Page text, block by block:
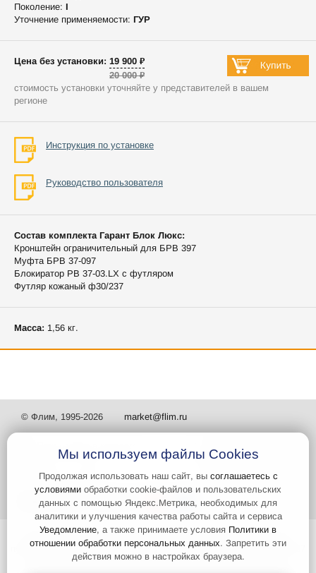
Поколение: I
Уточнение применяемости: ГУР
Цена без установки: 19 900 ₽
20 000 ₽
стоимость установки уточняйте у представителей в вашем
регионе
Инструкция по установке
Руководство пользователя
Состав комплекта Гарант Блок Люкс:
Кронштейн ограничительный для БРВ 397
Муфта БРВ 37-097
Блокиратор РВ 37-03.LX с футляром
Футляр кожаный ф30/237
Масса: 1,56 кг.
© Флим, 1995-2026 market@flim.ru
Задать вопрос Контакты
Интернет-сайт носит информационный характер и не является
публичной офертой, которая определяется положениями статьи 437
Гражданского кодекса РФ. Информация о характеристиках и
Мы используем файлы Cookies
Продолжая использовать наш сайт, вы соглашаетесь с
условиями обработки cookie-файлов и пользовательских
данных с помощью Яндекс.Метрика, необходимых для
аналитики и улучшения качества работы сайта и сервиса
Уведомление, а также принимаете условия Политики в
отношении обработки персональных данных. Запретить эти
действия можно в настройках браузера.